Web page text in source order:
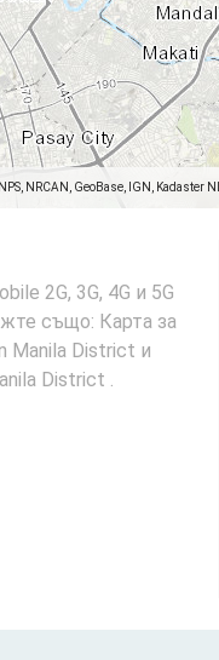
NRCAN, GeoBase, IGN,
2G, 3G, 4G и 5G
също: Карта за
Manila District и
District .